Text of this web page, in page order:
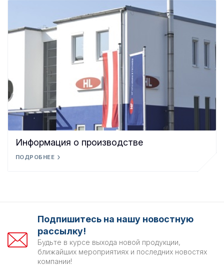
Информация о производстве
ПОДРОБНЕЕ
Подпишитесь на нашу новостную
рассылку!
Будьте в курсе выхода новой продукции,
ближайших мероприятиях и последних новостях
компании!